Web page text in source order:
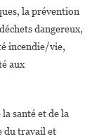
la prévention
dangereux,
incendie/vie,
aux
santé et de la
du travail et